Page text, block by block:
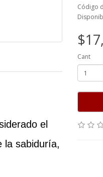
el
la sabiduría,
Código
Cant